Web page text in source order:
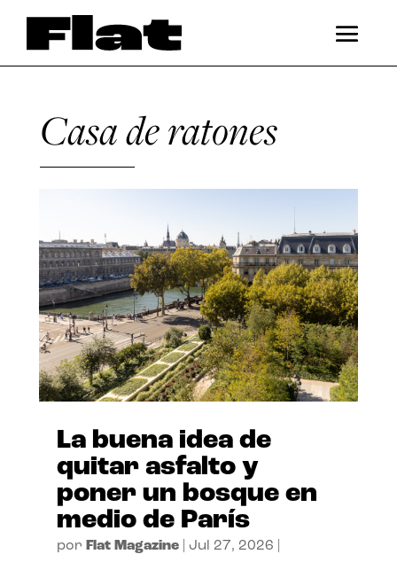
Casa de ratones
La buena idea de
quitar asfalto y
poner un bosque en
medio de París
por Flat Magazine| Jul 27, 2026